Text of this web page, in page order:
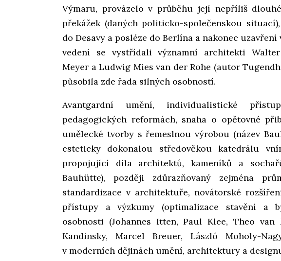
Výmaru, provázelo v průběhu její nepříliš
překážek (daných politicko-společenskou
do Desavy a posléze do Berlína a nakonec uzavření
vedení se vystřídali významní architekti
Meyer a Ludwig Mies van der Rohe (autor
působila zde řada silných osobností.
Avantgardní umění, individualistické
pedagogických reformách, snaha o opětovné
umělecké tvorby s řemeslnou výrobou (název
esteticky dokonalou středověkou katedrálu
propojující díla architektů, kameníků a
Bauhütte), později zdůrazňovaný zejména
standardizace v architektuře, novátorské
přístupy a výzkumy (optimalizace stavění a
osobnosti (Johannes Itten, Paul Klee, Theo van
Kandinsky, Marcel Breuer, László Moholy-
v moderních dějinách umění, architektury a